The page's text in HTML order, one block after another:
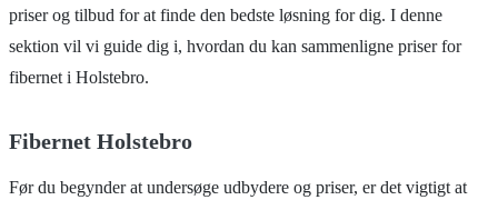
priser og tilbud for at finde den bedste løsning for dig. I denne
sektion vil vi guide dig i, hvordan du kan sammenligne priser for
fibernet i Holstebro.
Fibernet Holstebro
Før du begynder at undersøge udbydere og priser, er det vigtigt at